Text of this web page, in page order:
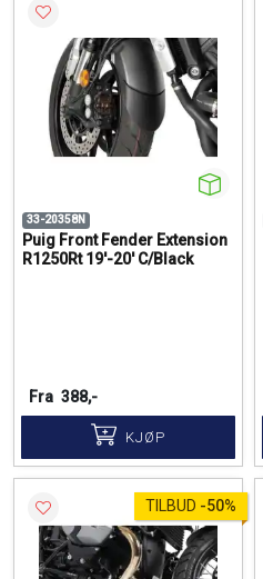
33-20358N
Puig Front Fender Extension
R1250Rt 19'-20' C/Black
Fra 388,-
KJØP
TILBUD -50%